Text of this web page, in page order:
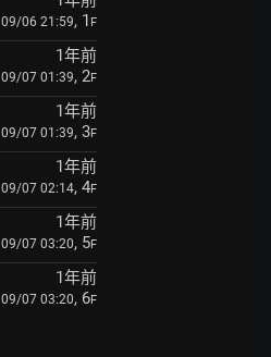
09/06 21:59, 1 F
1年前
09/07 01:39, 2F
1年前
09/07 01:39, 3F
1年前
09/07 02:14, 4F
1年前
09/07 03:20, 5F
1年前
09/07 03:20, 6F